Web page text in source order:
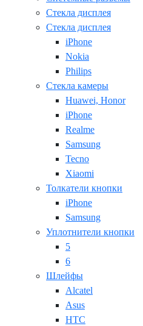
Стекла дисплея
Стекла дисплея
iPhone
Nokia
Philips
Стекла камеры
Huawei, Honor
iPhone
Realme
Samsung
Tecno
Xiaomi
Толкатели кнопки
iPhone
Samsung
Уплотнители кнопки
5
6
Шлейфы
Alcatel
Asus
HTC